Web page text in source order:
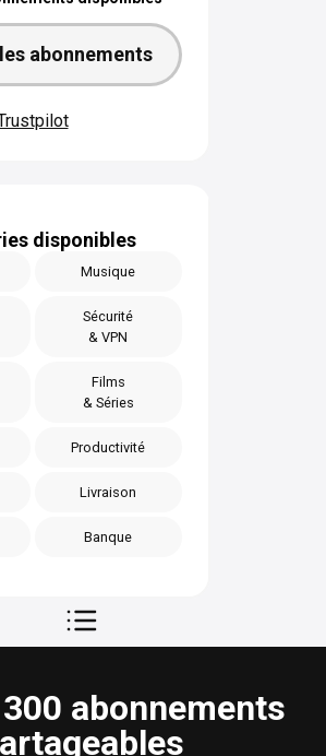
abonnements
disponibles
Musique
Sécurité
& VPN
Films
& Séries
Productivité
Livraison
Banque
abonnements